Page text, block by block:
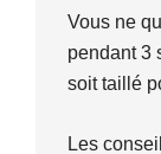
Vous ne
pendant 3
soit taillé
Les